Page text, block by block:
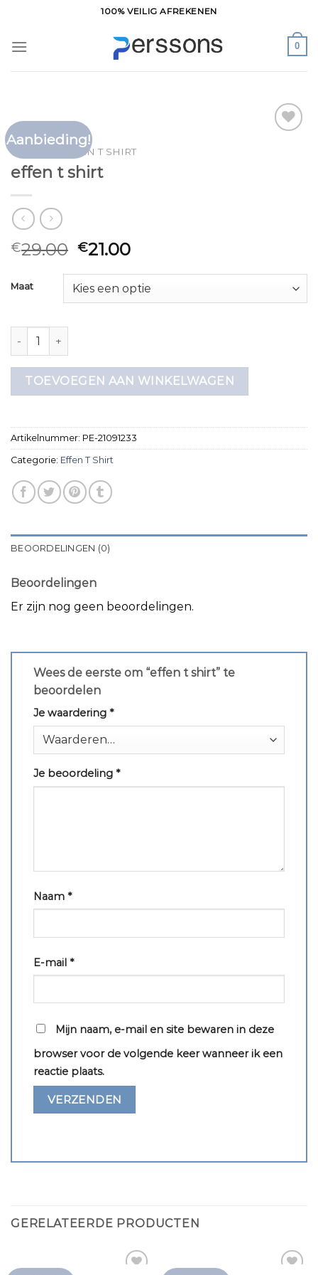
inhoud
100% VEILIG AFREKENEN
0
Aanbieding!
HOME EFFEN T SHIRT
effen t shirt
€29.00 €21.00
Maat
effen t shirt aantal
TOEVOEGEN AAN WINKELWAGEN
Artikelnummer: PE-21091233
Categorie: Effen T Shirt
BEOORDELINGEN (0)
Beoordelingen
Er zijn nog geen beoordelingen.
Wees de eerste om “effen t shirt” te
beoordelen
Je waardering *
Je beoordeling *
Naam *
E-mail *
Mijn naam, e-mail en site bewaren in deze
browser voor de volgende keer wanneer ik een
reactie plaats.
GERELATEERDE PRODUCTEN